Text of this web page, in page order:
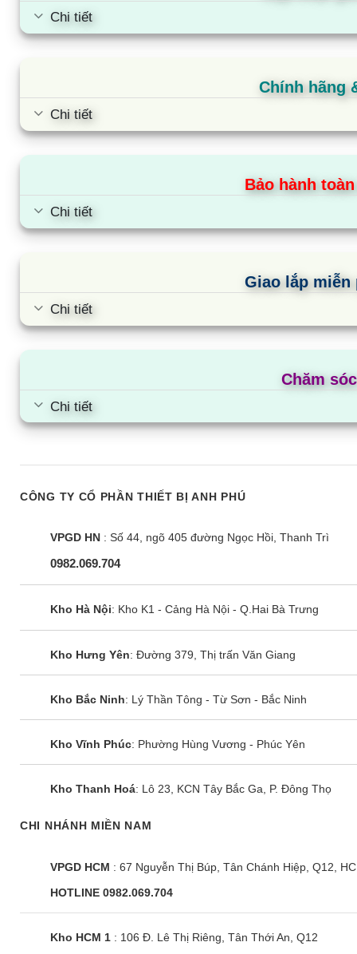
Chi tiết
Chính hãng
Chi tiết
Bảo hành
Chi tiết
Giao lắp miễn
Chi tiết
Chăm
Chi tiết
CÔNG TY CỔ PHẦN THIẾT BỊ ANH PHÚ
VPGD HN : Số 44, ngõ 405 đường Ngọc Hồi, Thanh Trì
0982.069.704
Kho Hà Nội: Kho K1 - Cảng Hà Nội - Q.Hai Bà Trưng
Kho Hưng Yên: Đường 379, Thị trấn Văn Giang
Kho Bắc Ninh: Lý Thần Tông - Từ Sơn - Bắc Ninh
Kho Vĩnh Phúc: Phường Hùng Vương - Phúc Yên
Kho Thanh Hoá: Lô 23, KCN Tây Bắc Ga, P. Đông Thọ
CHI NHÁNH MIỀN NAM
VPGD HCM : 67 Nguyễn Thị Búp, Tân Chánh Hiệp, Q12,
HOTLINE 0982.069.704
Kho HCM 1 : 106 Đ. Lê Thị Riêng, Tân Thới An, Q12